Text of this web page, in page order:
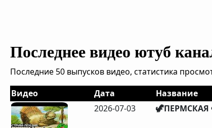
Последнее видео ютуб
Последние 50 выпусков видео, статистика
Видео
Дата Название
2026-07-03